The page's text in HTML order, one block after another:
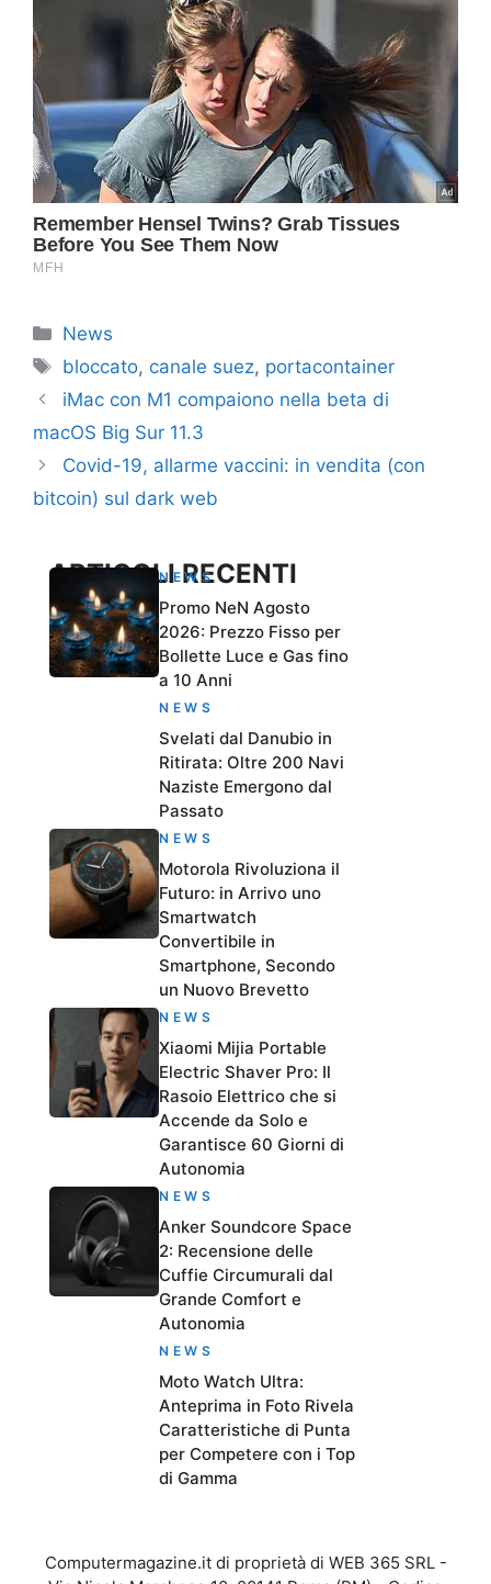
Categorie
News
Tag
bloccato, canale suez, portacontainer
iMac con M1 compaiono nella beta di
macOS Big Sur 11.3
Covid-19, allarme vaccini: in vendita (con
bitcoin) sul dark web
ARTICOLI RECENTI
NEWS
Promo NeN Agosto
2026: Prezzo Fisso per
Bollette Luce e Gas fino
a 10 Anni
NEWS
Svelati dal Danubio in
Ritirata: Oltre 200 Navi
Naziste Emergono dal
Passato
NEWS
Motorola Rivoluziona il
Futuro: in Arrivo uno
Smartwatch
Convertibile in
Smartphone, Secondo
un Nuovo Brevetto
NEWS
Xiaomi Mijia Portable
Electric Shaver Pro: Il
Rasoio Elettrico che si
Accende da Solo e
Garantisce 60 Giorni di
Autonomia
NEWS
Anker Soundcore Space
2: Recensione delle
Cuffie Circumurali dal
Grande Comfort e
Autonomia
NEWS
Moto Watch Ultra:
Anteprima in Foto Rivela
Caratteristiche di Punta
per Competere con i Top
di Gamma
Computermagazine.it di proprietà di WEB 365 SRL -